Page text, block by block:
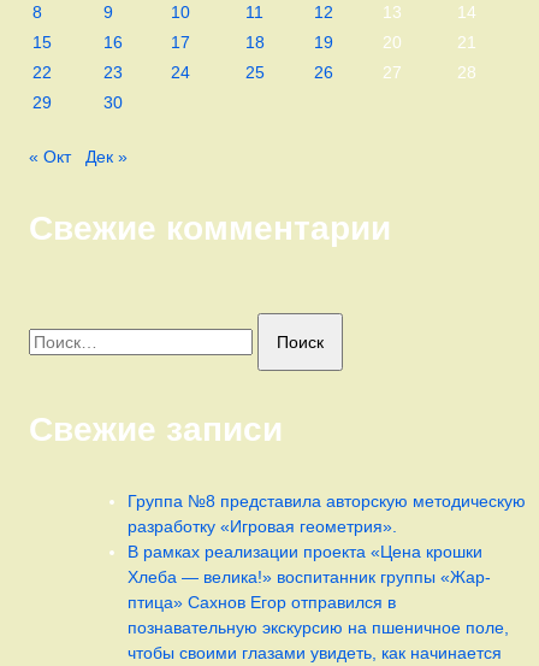
8
9 10 11 12 13
14
15
16 17 18 19 20
21
22
23 24 25 26 27
28
29
30
« Окт Дек »
Свежие комментарии
Свежие записи
Группа №8 представила авторскую методическую
разработку «Игровая геометрия».
В рамках реализации проекта «Цена крошки
Хлеба — велика!» воспитанник группы «Жар-
птица» Сахнов Егор отправился в
познавательную экскурсию на пшеничное поле,
чтобы своими глазами увидеть, как начинается